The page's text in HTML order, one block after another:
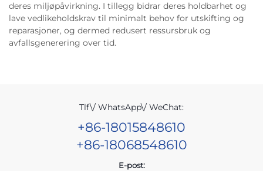
deres miljøpåvirkning. I tillegg bidrar deres holdbarhet og
lave vedlikeholdskrav til minimalt behov for utskifting og
reparasjoner, og dermed redusert ressursbruk og
avfallsgenerering over tid.
Tlf\/ WhatsApp\/ WeChat:
+86-18015848610
+86-18068548610
E-post: